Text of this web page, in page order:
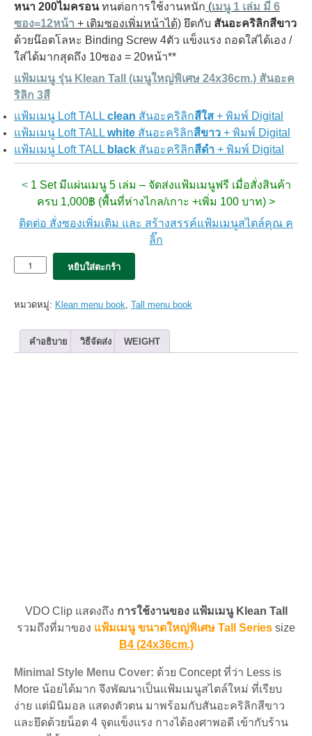
หนา 200ไมครอนทนต่อการใช้งานหนัก (เมนู 1 เล่ม มี 6
ซอง=12หน้า + เติมซองเพิ่มหน้าได้) ยึดกับ สันอะคริลิกสีขาว
ด้วยน๊อตโลหะ Binding Screw 4ตัว แข็งแรง ถอดใส่ได้เอง /
ใส่ได้มากสุดถึง 10ซอง = 20หน้า**
แฟ้มเมนู รุ่น Klean Tall (เมนูใหญ่พิเศษ 24x36cm.) สันอะค
ริลิก 3สี
แฟ้มเมนู Loft TALL clean สันอะคริลิกสีใส + พิมพ์ Digital
แฟ้มเมนู Loft TALL white สันอะคริลิกสีขาว + พิมพ์ Digital
แฟ้มเมนู Loft TALL black สันอะคริลิกสีดำ + พิมพ์ Digital
< 1 Set มีแผ่นเมนู 5 เล่ม – จัดส่งแฟ้มเมนูฟรี เมื่อสั่งสินค้า
ครบ 1,000฿ (พื้นที่ห่างไกล/เกาะ +เพิ่ม 100 บาท) >
ติดต่อ สั่งซองเพิ่มเติม และ สร้างสรรค์แฟ้มเมนูสไตล์คุณ ค
ลิ๊ก
จำนวน
5x
ขาว
หยิบใส่ตะกร้า
หมวดหมู่: Klean menu book, Tall menu book
คำอธิบาย วิธีจัดส่ง WEIGHT
VDO Clip แสดงถึง การใช้งานของ แฟ้มเมนู Klean Tall
รวมถึงที่มาของ แฟ้มเมนู ขนาดใหญ่พิเศษ Tall Series size
B4 (24x36cm.)
Minimal Style Menu Cover: ด้วย Concept ที่ว่า Less is
More น้อยได้มาก จึงพัฒนาเป็นแฟ้มเมนูสไตล์ใหม่ ที่เรียบ
ง่าย แต่มินิมอล แสดงตัวตน มาพร้อมกับสันอะคริลิกสีขาว
และยึดด้วยน็อต 4 จุดแข็งแรง กางได้องศาพอดี เข้ากับร้าน